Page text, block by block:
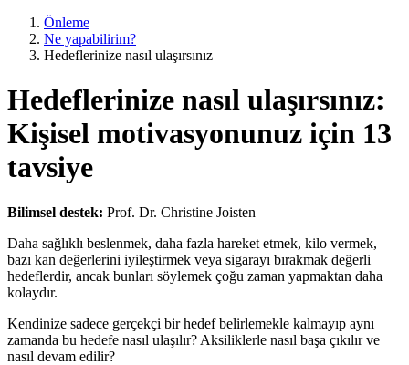
Önleme
Ne yapabilirim?
Hedeflerinize nasıl ulaşırsınız
Hedeflerinize nasıl ulaşırsınız:
Kişisel motivasyonunuz için 13
tavsiye
Bilimsel destek: Prof. Dr. Christine Joisten
Daha sağlıklı beslenmek, daha fazla hareket etmek, kilo vermek,
bazı kan değerlerini iyileştirmek veya sigarayı bırakmak değerli
hedeflerdir, ancak bunları söylemek çoğu zaman yapmaktan daha
kolaydır.
Kendinize sadece gerçekçi bir hedef belirlemekle kalmayıp aynı
zamanda bu hedefe nasıl ulaşılır? Aksiliklerle nasıl başa çıkılır ve
nasıl devam edilir?